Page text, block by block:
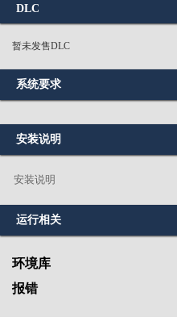
DLC
暂未发售DLC
系统要求
安装说明
安装说明
运行相关
环境库
报错